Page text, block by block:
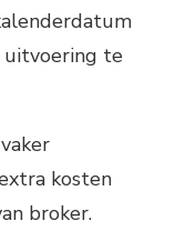
uitvoering te
kosten
broker.